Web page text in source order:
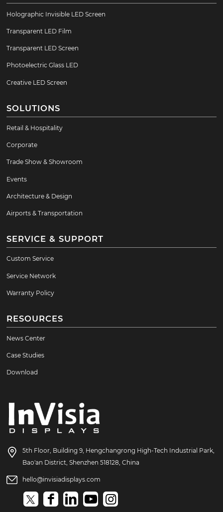
Holographic Invisible LED Screen
Transparent LED Film
Transparent LED Screen
Photoelectric Glass LED
Creative LED Screen
SOLUTIONS
Retail & Hospitality
Corporate
Trade Show & Showroom
Events
Architecture & Design
Airports & Transportation
SERVICE & SUPPORT
Custom Service
Service Network
Warranty Policy
RESOURCES
News Center
Case Studies
Download
5th Floor, Building 9, Hengchangrong High-Tech Industrial Park,
Bao'an District, Shenzhen 518128, China
hello@invisiadisplays.com